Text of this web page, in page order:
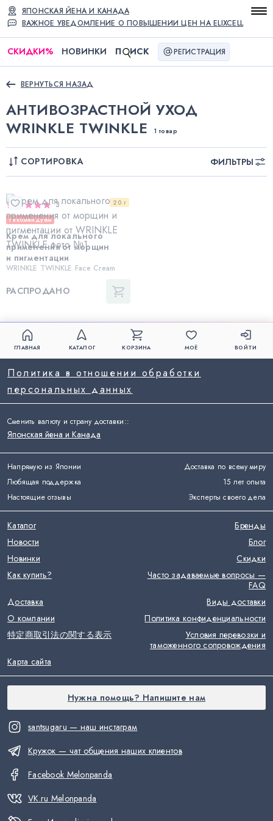
ВАЖНОЕ УВЕДОМЛЕНИЕ О ПОВЫШЕНИИ ЦЕН НА ELIXCELL
ЯПОНСКАЯ ЙЕНА И КАНАДА
СКИДКИ% НОВИНКИ П ИСК РЕГИСТРАЦИЯ
ВЕРНУТЬСЯ НАЗАД
АНТИВОЗРАСТНОЙ УХОД
WRINKLE TWINKLE
1 товар
СОРТИРОВКА ФИЛЬТРЫ
20 г
3
Рекомендуем
Крем для локального
применения от морщин
и пигментации
WRINKLE TWINKLE Face Cream
РАСПРОДАНО
ГЛАВНАЯ КАТАЛОГ КОРЗИНА МОЁ ВОЙТИ
Напрямую из Японии
Доставка по всему миру
Любящая поддержка
15 лет опыта
Настоящие отзывы
Эксперты своего дела
santsugaru — наш инстаграм
Кружок — чат общения наших клиентов
Facebook Melonpanda
VK.ru Melonpanda
Политика в отношении обработки
персональных данных
Каталог
Бренды
Новости
Блог
Новинки
Скидки
Как купить?
Часто задаваемые вопросы —
FAQ
Доставка
Виды доставки
О компании
Политика конфиденциальности
特定商取引法の関する表示
Условия перевозки и
таможенного сопровождения
Карта сайта
Сменить валюту и страну доставки::
Японская йена и Канада
Нужна помощь? Напишите нам